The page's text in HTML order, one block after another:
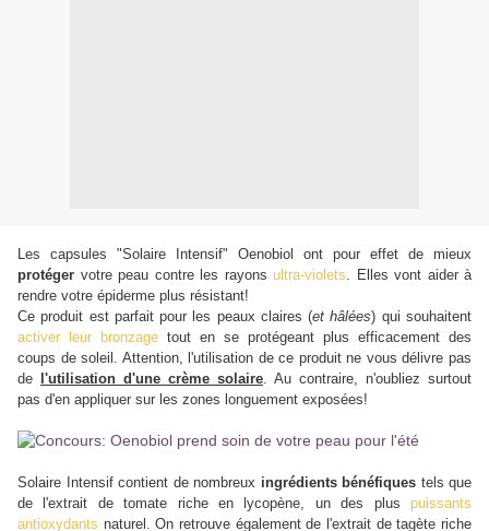
Les capsules "Solaire Intensif" Oenobiol ont pour effet de mieux
protéger votre peau contre les rayons ultra-violets. Elles vont aider à
rendre votre épiderme plus résistant!
Ce produit est parfait pour les peaux claires (et hâlées) qui souhaitent
activer leur bronzage tout en se protégeant plus efficacement des
coups de soleil. Attention, l'utilisation de ce produit ne vous délivre pas
de
l'utilisation d'une crème solaire. Au contraire, n'oubliez surtout
pas d'en appliquer sur les zones longuement exposées!
Solaire Intensif contient de nombreux ingrédients bénéfiques tels que
de l'extrait de tomate riche en lycopène, un des plus puissants
antioxydants naturel. On retrouve également de l'extrait de tagète riche